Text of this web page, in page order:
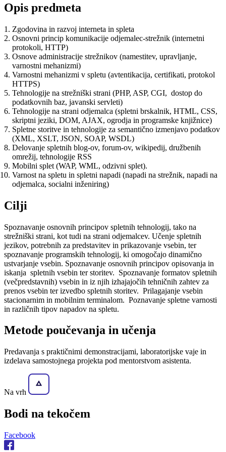
Opis predmeta
Zgodovina in razvoj interneta in spleta
Osnovni princip komunikacije odjemalec-strežnik (internetni
protokoli, HTTP)
Osnove administracije strežnikov (namestitev, upravljanje,
varnostni mehanizmi)
Varnostni mehanizmi v spletu (avtentikacija, certifikati, protokol
HTTPS)
Tehnologije na strežniški strani (PHP, ASP, CGI, dostop do
podatkovnih baz, javanski servleti)
Tehnologije na strani odjemalca (spletni brskalnik, HTML, CSS,
skriptni jeziki, DOM, AJAX, ogrodja in programske knjižnice)
Spletne storitve in tehnologije za semantično izmenjavo podatkov
(XML, XSLT, JSON, SOAP, WSDL)
Delovanje spletnih blog-ov, forum-ov, wikipedij, družbenih
omrežij, tehnologije RSS
Mobilni splet (WAP, WML, odzivni splet).
Varnost na spletu in spletni napadi (napadi na strežnik, napadi na
odjemalca, socialni inženiring)
Cilji
Spoznavanje osnovnih principov spletnih tehnologij, tako na
strežniški strani, kot tudi na strani odjemalcev. Učenje spletnih
jezikov, potrebnih za predstavitev in prikazovanje vsebin, ter
spoznavanje programskih tehnologij, ki omogočajo dinamično
ustvarjanje vsebin. Spoznavanje osnovnih principov opisovanja in
iskanja spletnih vsebin ter storitev. Spoznavanje formatov spletnih
(večpredstavnih) vsebin in iz njih izhajajočih tehničnih zahtev za
prenos vsebin ter izvedbo spletnih storitev. Prilagajanje vsebin
stacionarnim in mobilnim terminalom. Poznavanje spletne varnosti
in različnih tipov napadov na spletu.
Metode poučevanja in učenja
Predavanja s praktičnimi demonstracijami, laboratorijske vaje in
izdelava samostojnega projekta pod mentorstvom asistenta.
Na vrh
Bodi na tekočem
Facebook